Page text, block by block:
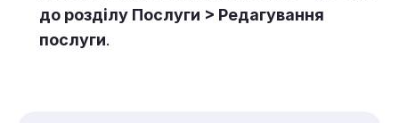
до розділу Послуги > Редагування
послуги.